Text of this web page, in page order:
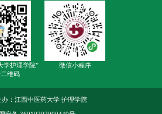
学护理学院”
维码
微信小程序
办：江西中医药大学 护理学院